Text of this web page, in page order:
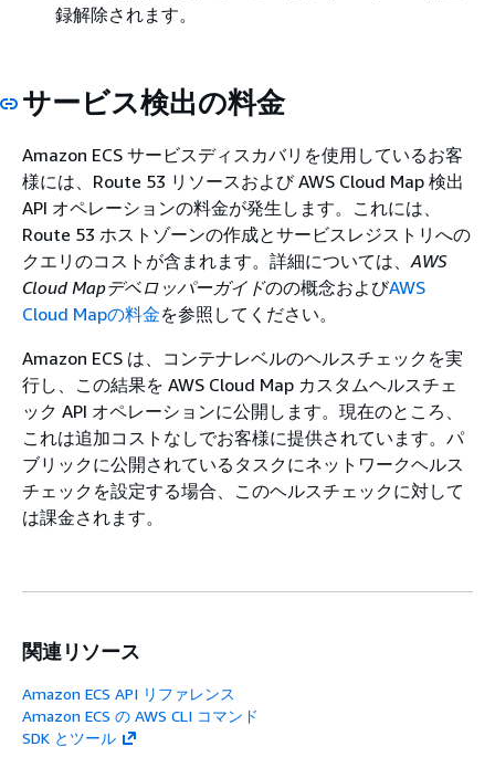
録解除されます。
サービス検出の料金
Amazon ECS サービスディスカバリを使用しているお客
様には、Route 53 リソースおよび AWS Cloud Map 検出
API オペレーションの料金が発生します。これには、
Route 53 ホストゾーンの作成とサービスレジストリへの
クエリのコストが含まれます。詳細については、 AWS
Cloud Mapデベロッパーガイドのの概念およびAWS
Cloud Mapの料金を参照してください。
Amazon ECS は、コンテナレベルのヘルスチェックを実
行し、この結果を AWS Cloud Map カスタムヘルスチェ
ック API オペレーションに公開します。現在のところ、
これは追加コストなしでお客様に提供されています。パ
ブリックに公開されているタスクにネットワークヘルス
チェックを設定する場合、このヘルスチェックに対して
は課金されます。
関連リソース
Amazon ECS API リファレンス
Amazon ECS の AWS CLI コマンド
SDK とツール